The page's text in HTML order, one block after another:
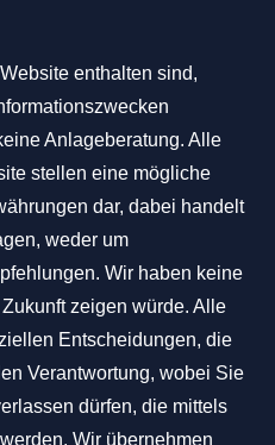
enthalten sind,
Anlageberatung. Alle
stellen eine mögliche
dar, dabei handelt
weder um
Wir haben keine
zeigen würde. Alle
Entscheidungen, die
Verantwortung, wobei Sie
dürfen, die mittels
Wir übernehmen